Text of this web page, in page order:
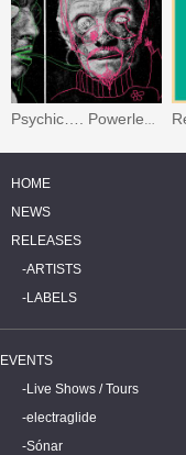
HOME
NEWS
RELEASES
ARTISTS
LABELS
EVENTS
Live Shows / Tours
electraglide
Sónar